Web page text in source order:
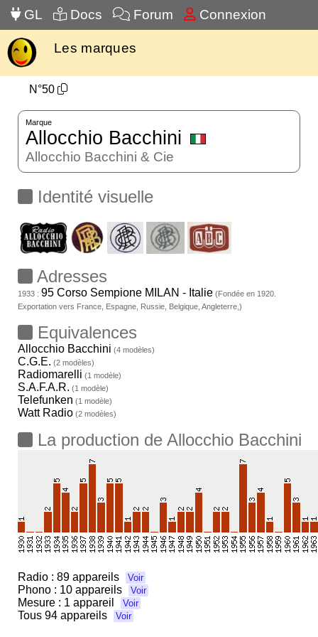
GL Docs Forum Connexion
Les marques
N°50
Marque
Allocchio Bacchini
Allocchio Bacchini & Cie
Identité visuelle
Adresses
1933 : 95 Corso Sempione MILAN - Italie (Fondée en 1920.
Exportation vers France, Espagne, Russie, Belgique, Angleterre,)
Equivalences
Allocchio Bacchini (4 modèles)
C.G.E. (2 modèles)
Radiomarelli (1 modèle)
S.A.F.A.R. (1 modèle)
Telefunken (1 modèle)
Watt Radio (2 modèles)
La production de Allocchio Bacchini
Radio : 89 appareils Voir
Phono : 10 appareils Voir
Mesure : 1 appareil Voir
Tous 94 appareils Voir